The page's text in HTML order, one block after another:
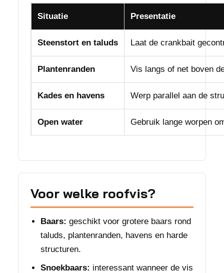
Situatie Presentatie
Steenstort en taluds Laat de crankbait
Plantenranden Vis langs of net boven
Kades en havens Werp parallel aan de
Open water Gebruik lange worpen
Voor welke roofvis?
Baars: geschikt voor grotere baars rond
taluds, plantenranden, havens en harde
structuren.
Snoekbaars: interessant wanneer de vis